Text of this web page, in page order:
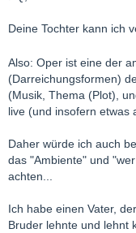
Deine Tochter kann ich
Also: Oper ist eine der
(Darreichungsformen)
(Musik, Thema (Plot),
live (und insofern etwas
Daher würde ich auch
das "Ambiente" und
achten...
Ich habe einen Vater,
Bruder lehnte und lehnt